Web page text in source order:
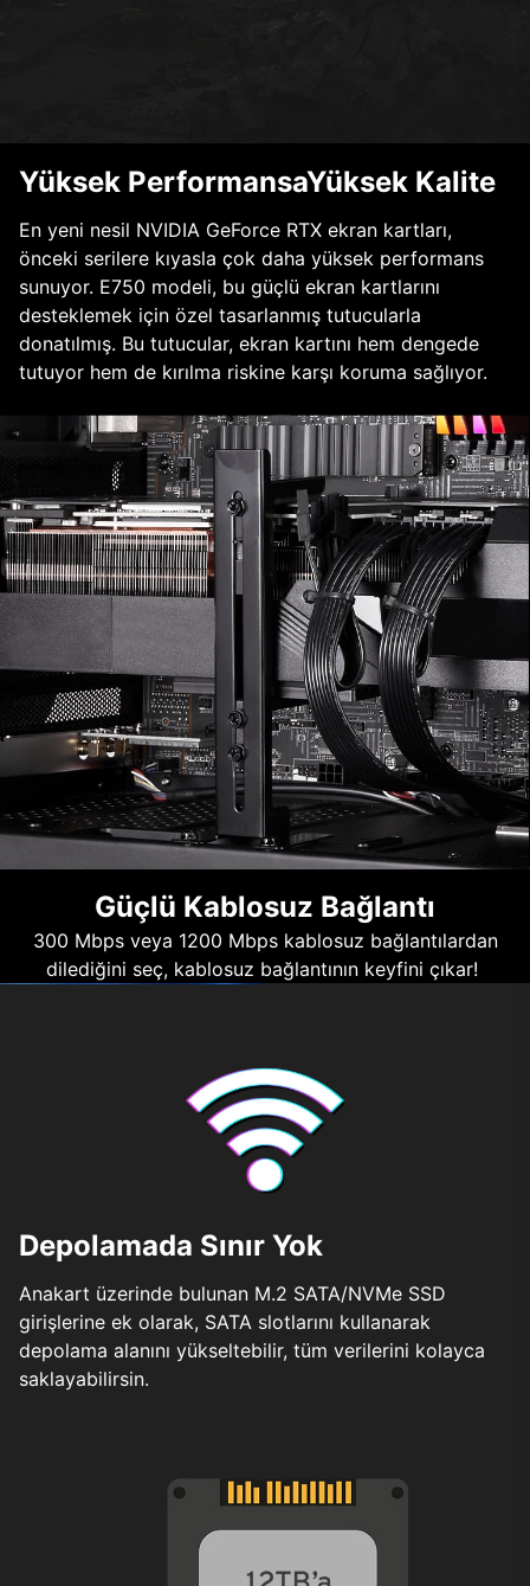
Yüksek PerformansaYüksek Kalite
En yeni nesil NVIDIA GeForce RTX ekran kartları,
önceki serilere kıyasla çok daha yüksek performans
sunuyor. E750 modeli, bu güçlü ekran kartlarını
desteklemek için özel tasarlanmış tutucularla
donatılmış. Bu tutucular, ekran kartını hem dengede
tutuyor hem de kırılma riskine karşı koruma sağlıyor.
Güçlü Kablosuz Bağlantı
300 Mbps veya 1200 Mbps kablosuz bağlantılardan
dilediğini seç, kablosuz bağlantının keyfini çıkar!
Depolamada Sınır Yok
Anakart üzerinde bulunan M.2 SATA/NVMe SSD
girişlerine ek olarak, SATA slotlarını kullanarak
depolama alanını yükseltebilir, tüm verilerini kolayca
saklayabilirsin.